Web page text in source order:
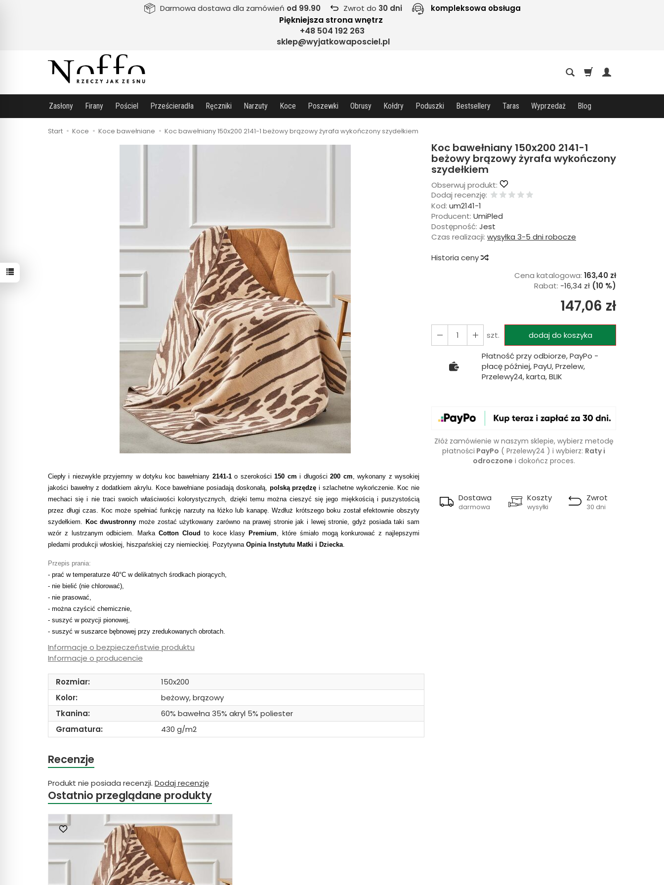
Darmowa dostawa dla zamówień od 99.90 Zwrot do 30 dni kompleksowa obsługa
Piękniejsza strona wnętrz
+48 504 192 263
sklep@wyjatkowaposciel.pl
Zasłony Firany Pościel Prześcieradła Ręczniki Narzuty Koce Poszewki Obrusy Kołdry Poduszki Bestsellery Taras Wyprzedaż Blog
Start Koce Koce bawełniane Koc bawełniany 150x200 2141-1 beżowy brązowy żyrafa wykończony szydełkiem
Koc bawełniany 150x200 2141-1
beżowy brązowy żyrafa wykończony
szydełkiem
Obserwuj produkt:
Dodaj recenzję:
Kod: um2141-1
Producent: UmiPled
Dostępność: Jest
Czas realizacji: wysyłka 3-5 dni robocze
Historia ceny
Cena katalogowa: 163,40 zł
Rabat: -16,34 zł (10 %)
147,06 zł
szt.
dodaj do koszyka
Płatność przy odbiorze, PayPo -
płacę później, PayU, Przelew,
Przelewy24, karta, BLIK
Złóż zamówienie w naszym sklepie, wybierz metodę
płatności PayPo ( Przelewy24 ) i wybierz: Raty i
odroczone i dokończ proces.
Dostawa
darmowa
Koszty
wysyłki
Zwrot
30 dni
Ciepły i niezwykle przyjemny w dotyku koc bawełniany 2141-1o szerokości150 cm i długości200 cm, wykonany z wysokiej
jakości bawełny z dodatkiem akrylu. Koce bawełniane posiadają doskonałą, polską przędzę i szlachetne wykończenie. Koc nie
mechaci się i nie traci swoich właściwości kolorystycznych, dzięki temu można cieszyć się jego miękkością i puszystością
przez długi czas. Koc może spełniać funkcję narzuty na łóżko lub kanapę. Wzdłuż krótszego boku został efektownie obszyty
szydełkiem. Koc dwustronny może zostać użytkowany zarówno na prawej stronie jak i lewej stronie, gdyż posiada taki sam
wzór z lustrzanym odbiciem. MarkaCotton Cloud to koce klasy Premium, które śmiało mogą konkurować z najlepszymi
pledami produkcji włoskiej, hiszpańskiej czy niemieckiej. Pozytywna Opinia Instytutu Matki i Dziecka.
Przepis prania:
- prać w temperaturze 40°C w delikatnych środkach piorących,
- nie bielić (nie chlorować),
- nie prasować,
- można czyścić chemicznie,
- suszyć w pozycji pionowej,
- suszyć w suszarce bębnowej przy zredukowanych obrotach.
Informacje o bezpieczeństwie produktu
Informacje o producencie
Rozmiar:
150x200
Kolor:
beżowy, brązowy
Tkanina:
60% bawełna 35% akryl 5% poliester
Gramatura:
430 g/m2
Recenzje
Produkt nie posiada recenzji. Dodaj recenzję
Ostatnio przeglądane produkty